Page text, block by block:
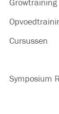
Cursussen
Symposium